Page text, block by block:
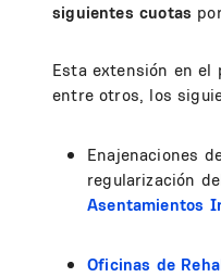
siguientes cuotas
Esta extensión en el
entre otros, los
Enajenaciones
regularización
Asentamientos
Oficinas de